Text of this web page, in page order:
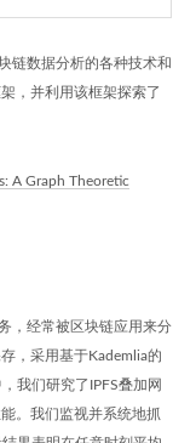
链数据分析的各种技术和
，并利用该框架探索了
A Graph Theoretic
，经常被区块链应用来分
，采用基于Kademlia的
我们研究了IPFS叠加网
。我们监视并系统地抓